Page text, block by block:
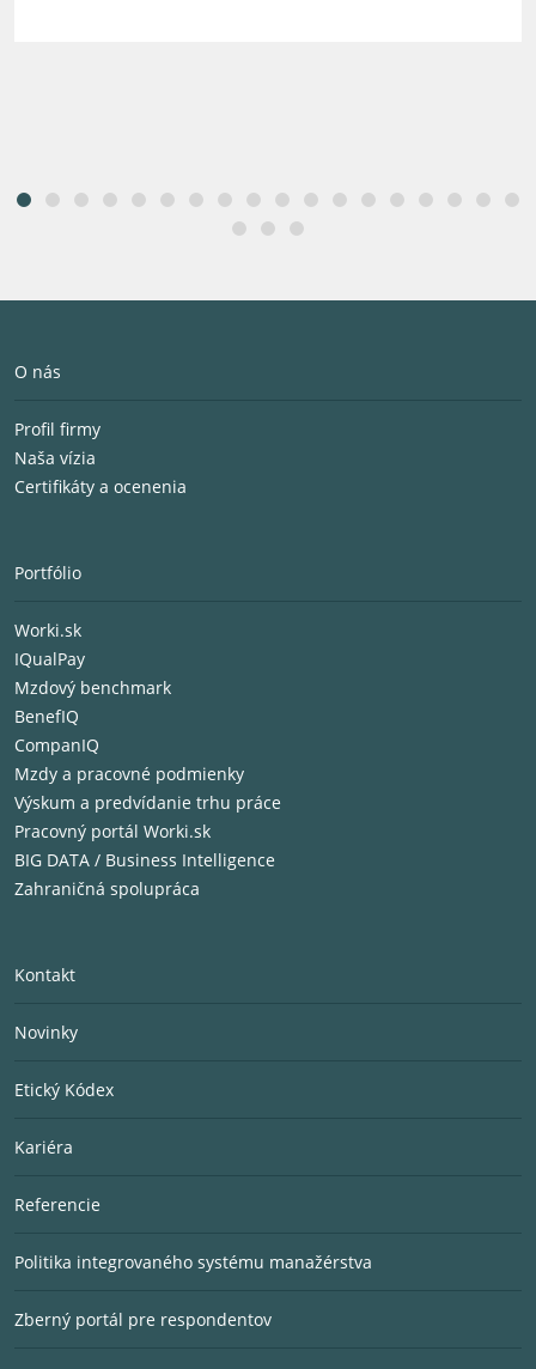
O nás
Profil firmy
Naša vízia
Certifikáty a ocenenia
Portfólio
Worki.sk
IQualPay
Mzdový benchmark
BenefIQ
CompanIQ
Mzdy a pracovné podmienky
Výskum a predvídanie trhu práce
Pracovný portál Worki.sk
BIG DATA / Business Intelligence
Zahraničná spolupráca
Kontakt
Novinky
Etický Kódex
Kariéra
Referencie
Politika integrovaného systému manažérstva
Zberný portál pre respondentov